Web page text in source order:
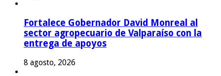
Fortalece Gobernador David Monreal al
sector agropecuario de Valparaíso con la
entrega de apoyos
8 agosto, 2026